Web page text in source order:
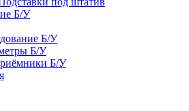
Б/У
Б/У
Б/У
Б/У